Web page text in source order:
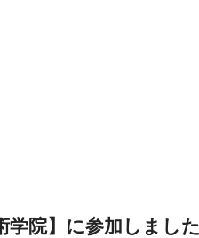
学院】に参加しました